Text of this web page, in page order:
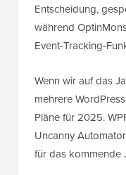
Entscheidung,
während
Event-Tracking-
Wenn wir auf das
mehrere
Pläne für 2025.
Uncanny
für das kommende